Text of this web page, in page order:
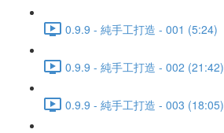
0.9.9 - 純手工打造 - 001 (5:24)
0.9.9 - 純手工打造 - 002 (21:42)
0.9.9 - 純手工打造 - 003 (18:05)